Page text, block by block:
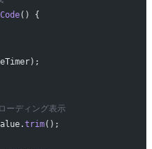
() {
ーディング表示
trim();